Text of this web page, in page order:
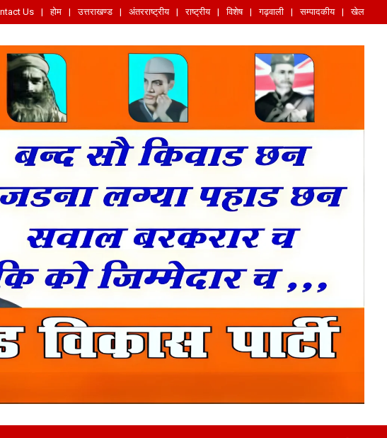
Us होम उत्तराखण्ड अंतरराष्ट्रीय राष्ट्रीय विशेष गढ़वाली सम्पादकीय खेल